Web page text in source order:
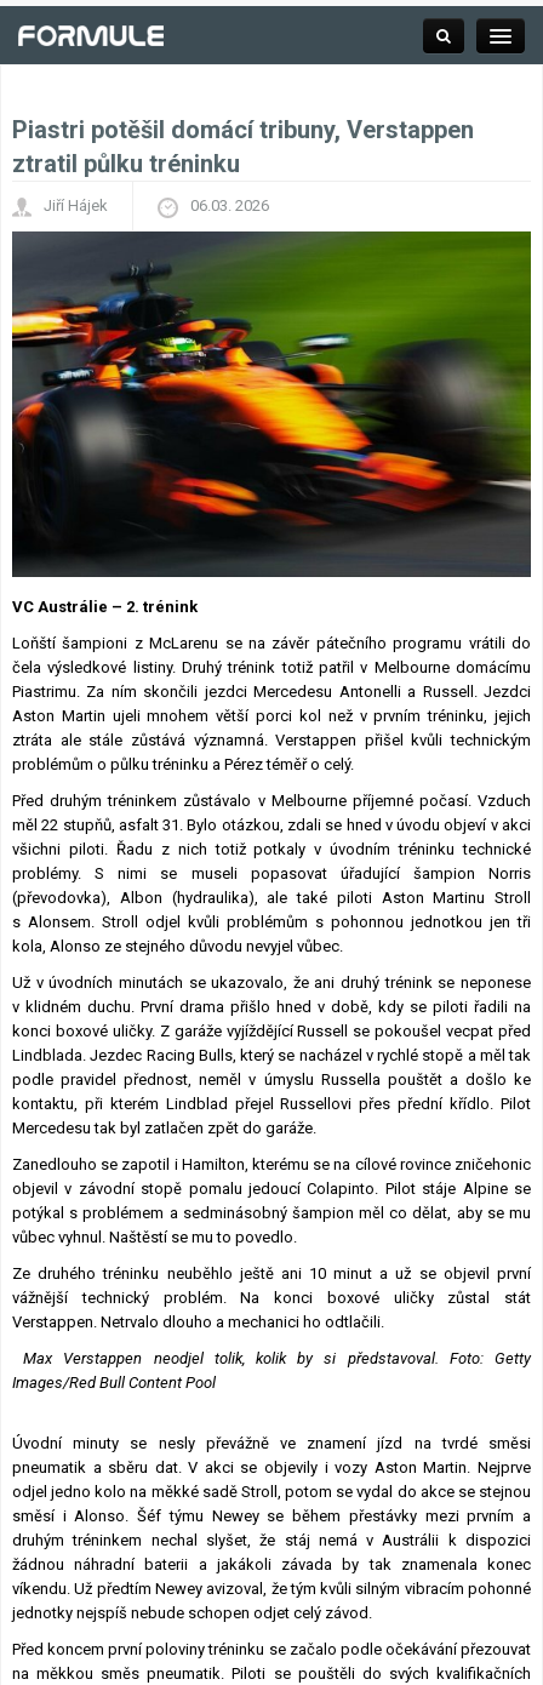
Závodní série
Výsledky F1
Týmy a jezdci F1
Okruhy F1
Piastri potěšil domácí tribuny, Verstappen
ztratil půlku tréninku
Jiří Hájek 06.03. 2026
VC Austrálie – 2. trénink
Loňští šampioni z McLarenu se na závěr pátečního programu vrátili do
čela výsledkové listiny. Druhý trénink totiž patřil v Melbourne domácímu
Piastrimu. Za ním skončili jezdci Mercedesu Antonelli a Russell. Jezdci
Aston Martin ujeli mnohem větší porci kol než v prvním tréninku, jejich
ztráta ale stále zůstává významná. Verstappen přišel kvůli technickým
problémům o půlku tréninku a Pérez téměř o celý.
Před druhým tréninkem zůstávalo v Melbourne příjemné počasí. Vzduch
měl 22 stupňů, asfalt 31. Bylo otázkou, zdali se hned v úvodu objeví v akci
všichni piloti. Řadu z nich totiž potkaly v úvodním tréninku technické
problémy. S nimi se museli popasovat úřadující šampion Norris
(převodovka), Albon (hydraulika), ale také piloti Aston Martinu Stroll
s Alonsem. Stroll odjel kvůli problémům s pohonnou jednotkou jen tři
kola, Alonso ze stejného důvodu nevyjel vůbec.
Už v úvodních minutách se ukazovalo, že ani druhý trénink se neponese
v klidném duchu. První drama přišlo hned v době, kdy se piloti řadili na
konci boxové uličky. Z garáže vyjíždějící Russell se pokoušel vecpat před
Lindblada. Jezdec Racing Bulls, který se nacházel v rychlé stopě a měl tak
podle pravidel přednost, neměl v úmyslu Russella pouštět a došlo ke
kontaktu, při kterém Lindblad přejel Russellovi přes přední křídlo. Pilot
Mercedesu tak byl zatlačen zpět do garáže.
Zanedlouho se zapotil i Hamilton, kterému se na cílové rovince zničehonic
objevil v závodní stopě pomalu jedoucí Colapinto. Pilot stáje Alpine se
potýkal s problémem a sedminásobný šampion měl co dělat, aby se mu
vůbec vyhnul. Naštěstí se mu to povedlo.
Ze druhého tréninku neuběhlo ještě ani 10 minut a už se objevil první
vážnější technický problém. Na konci boxové uličky zůstal stát
Verstappen. Netrvalo dlouho a mechanici ho odtlačili.
Max Verstappen neodjel tolik, kolik by si představoval. Foto: Getty
Images/Red Bull Content Pool
Úvodní minuty se nesly převážně ve znamení jízd na tvrdé směsi
pneumatik a sběru dat. V akci se objevily i vozy Aston Martin. Nejprve
odjel jedno kolo na měkké sadě Stroll, potom se vydal do akce se stejnou
směsí i Alonso. Šéf týmu Newey se během přestávky mezi prvním a
druhým tréninkem nechal slyšet, že stáj nemá v Austrálii k dispozici
žádnou náhradní baterii a jakákoli závada by tak znamenala konec
víkendu. Už předtím Newey avizoval, že tým kvůli silným vibracím pohonné
jednotky nejspíš nebude schopen odjet celý závod.
Před koncem první poloviny tréninku se začalo podle očekávání přezouvat
na měkkou směs pneumatik. Piloti se pouštěli do svých kvalifikačních